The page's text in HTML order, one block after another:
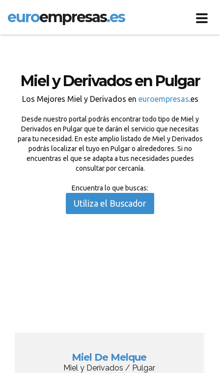
euroempresas.es
Miel y Derivados en Pulgar
Los Mejores Miel y Derivados en euroempresas.es
Desde nuestro portal podrás encontrar todo tipo de Miel y
Derivados en Pulgar que te darán el servicio que necesitas
para tu necesidad. En este amplio listado de Miel y Derivados
podrás localizar el tuyo en Pulgar o alrededores. Si no
encuentras el que se adapta a tus necesidades puedes
consultar por cercanía.
Encuentra lo que buscas:
Utiliza el Buscador
Miel De Melque
Miel y Derivados / Pulgar